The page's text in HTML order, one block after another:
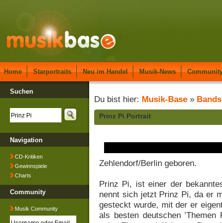
Home Starportraits Neu im Handel Musik-News
Suchen
Navigation
CD-Kritiken
Gewinnspiele
Charts
Community
Musik Community
Du bist hier: Musik-Base » Bands
Prinz Pi Portrait
Zehlendorf/Berlin geboren.
Prinz Pi, ist einer der
nennt sich jetzt Prinz Pi, da er
gesteckt wurde, mit der er
als besten deutschen